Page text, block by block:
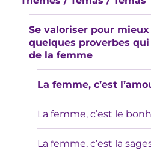
Se valoriser pour mieux
quelques proverbes qui
de la femme
La femme, c’est
La femme, c’est le
La femme, c’est la